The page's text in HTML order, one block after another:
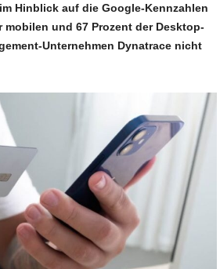
Hinblick auf die Google-Kennzahlen
und 67 Prozent der Desktop-
Unternehmen Dynatrace nicht